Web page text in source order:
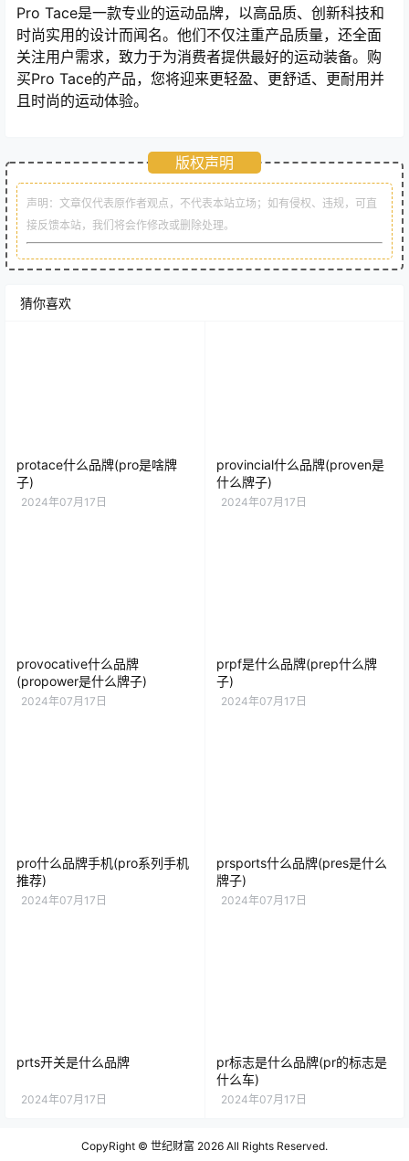
Pro Tace是一款专业的运动品牌，以高品质、创新科技和
时尚实用的设计而闻名。他们不仅注重产品质量，还全面
关注用户需求，致力于为消费者提供最好的运动装备。购
买Pro Tace的产品，您将迎来更轻盈、更舒适、更耐用并
且时尚的运动体验。
版权声明
声明：文章仅代表原作者观点，不代表本站立场；如有侵权、违规，可直
接反馈本站，我们将会作修改或删除处理。
猜你喜欢
protace什么品牌(pro是啥牌
子)
2024年07月17日
provincial什么品牌(proven是
什么牌子)
2024年07月17日
provocative什么品牌
(propower是什么牌子)
2024年07月17日
prpf是什么品牌(prep什么牌
子)
2024年07月17日
pro什么品牌手机(pro系列手机
推荐)
2024年07月17日
prsports什么品牌(pres是什么
牌子)
2024年07月17日
prts开关是什么品牌
2024年07月17日
pr标志是什么品牌(pr的标志是
什么车)
2024年07月17日
CopyRight © 世纪财富 2026 All Rights Reserved.